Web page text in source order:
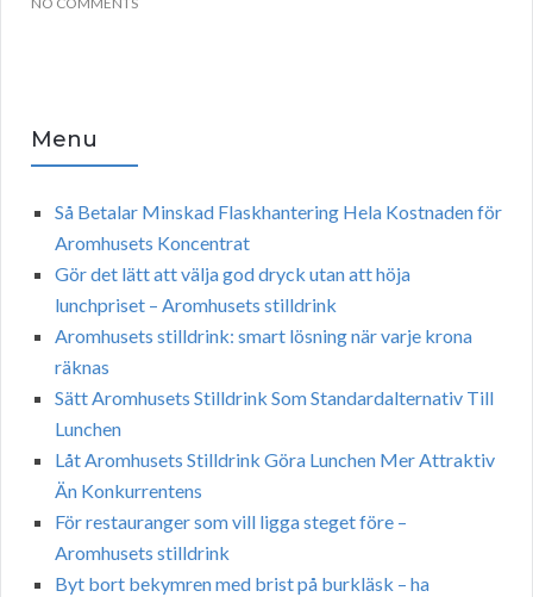
Menu
Så Betalar Minskad Flaskhantering Hela Kostnaden för
Aromhusets Koncentrat
Gör det lätt att välja god dryck utan att höja
lunchpriset – Aromhusets stilldrink
Aromhusets stilldrink: smart lösning när varje krona
räknas
Sätt Aromhusets Stilldrink Som Standardalternativ Till
Lunchen
Låt Aromhusets Stilldrink Göra Lunchen Mer Attraktiv
Än Konkurrentens
För restauranger som vill ligga steget före –
Aromhusets stilldrink
Byt bort bekymren med brist på burkläsk – ha